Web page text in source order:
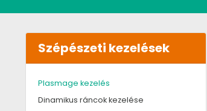
Szépészeti kezelések
Plasmage kezelés
Dinamikus ráncok kezelése